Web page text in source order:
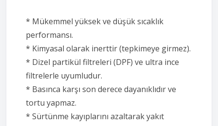
* Mükemmel yüksek ve düşük sıcaklık
performansı.
* Kimyasal olarak inerttir (tepkimeye girmez).
* Dizel partikül filtreleri (DPF) ve ultra ince
filtrelerle uyumludur.
* Basınca karşı son derece dayanıklıdır ve
tortu yapmaz.
* Sürtünme kayıplarını azaltarak yakıt